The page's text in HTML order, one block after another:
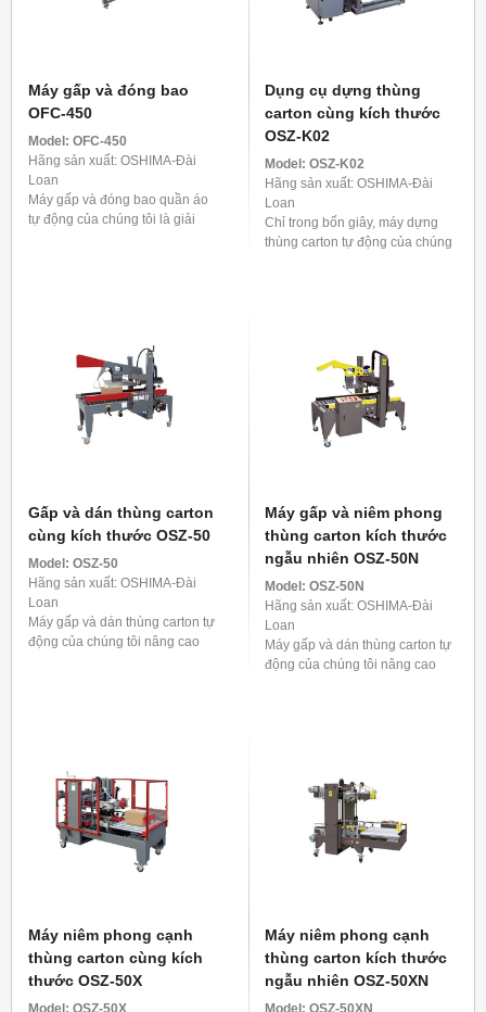
Máy gấp và đóng bao
OFC-450
Model: OFC-450
Hãng sản xuất: OSHIMA-Đài
Loan
Máy gấp và đóng bao quần áo
tự động của chúng tôi là giải
Dụng cụ dựng thùng
carton cùng kích thước
OSZ-K02
Model: OSZ-K02
Hãng sản xuất: OSHIMA-Đài
Loan
Chỉ trong bốn giây, máy dựng
thùng carton tự động của chúng
Gấp và dán thùng carton
cùng kích thước OSZ-50
Model: OSZ-50
Hãng sản xuất: OSHIMA-Đài
Loan
Máy gấp và dán thùng carton tự
động của chúng tôi nâng cao
Máy gấp và niêm phong
thùng carton kích thước
ngẫu nhiên OSZ-50N
Model: OSZ-50N
Hãng sản xuất: OSHIMA-Đài
Loan
Máy gấp và dán thùng carton tự
động của chúng tôi nâng cao
Máy niêm phong cạnh
thùng carton cùng kích
thước OSZ-50X
Máy niêm phong cạnh
thùng carton kích thước
ngẫu nhiên OSZ-50XN